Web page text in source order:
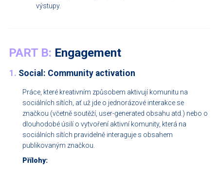
výstupy.
PART B: Engagement
1. Social: Community activation
Práce, které kreativním způsobem aktivují komunitu na
sociálních sítích, ať už jde o jednorázové interakce se
značkou (včetně soutěží, user-generated obsahu atd.) nebo o
dlouhodobé úsilí o vytvoření aktivní komunity, která na
sociálních sítích pravidelně interaguje s obsahem
publikovaným značkou.
Přílohy: